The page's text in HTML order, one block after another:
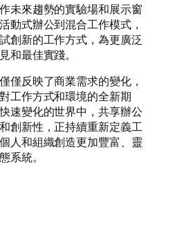
未來趨勢的實驗場和展示窗
動式辦公到混合工作模式，
創新的工作方式，為更廣泛
和最佳實踐。
僅反映了商業需求的變化，
工作方式和環境的全新期
速變化的世界中，共享辦公
創新性，正持續重新定義工
人和組織創造更加豐富、靈
系統。